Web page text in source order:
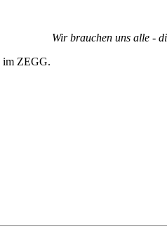
Wir brauchen uns alle -
im ZEGG.